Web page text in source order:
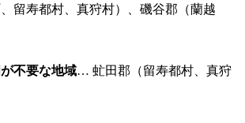
留寿都村、真狩村）、磯谷郡（蘭越
不要な地域… 虻田郡（留寿都村、真狩